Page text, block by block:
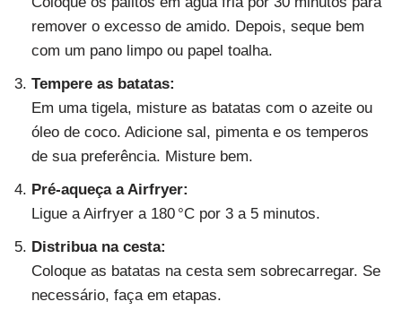
remover o excesso de amido. Depois, seque bem
com um pano limpo ou papel toalha.
Tempere as batatas:
Em uma tigela, misture as batatas com o azeite ou
óleo de coco. Adicione sal, pimenta e os temperos
de sua preferência. Misture bem.
Pré-aqueça a Airfryer:
Ligue a Airfryer a 180 °C por 3 a 5 minutos.
Distribua na cesta:
Coloque as batatas na cesta sem sobrecarregar. Se
necessário, faça em etapas.